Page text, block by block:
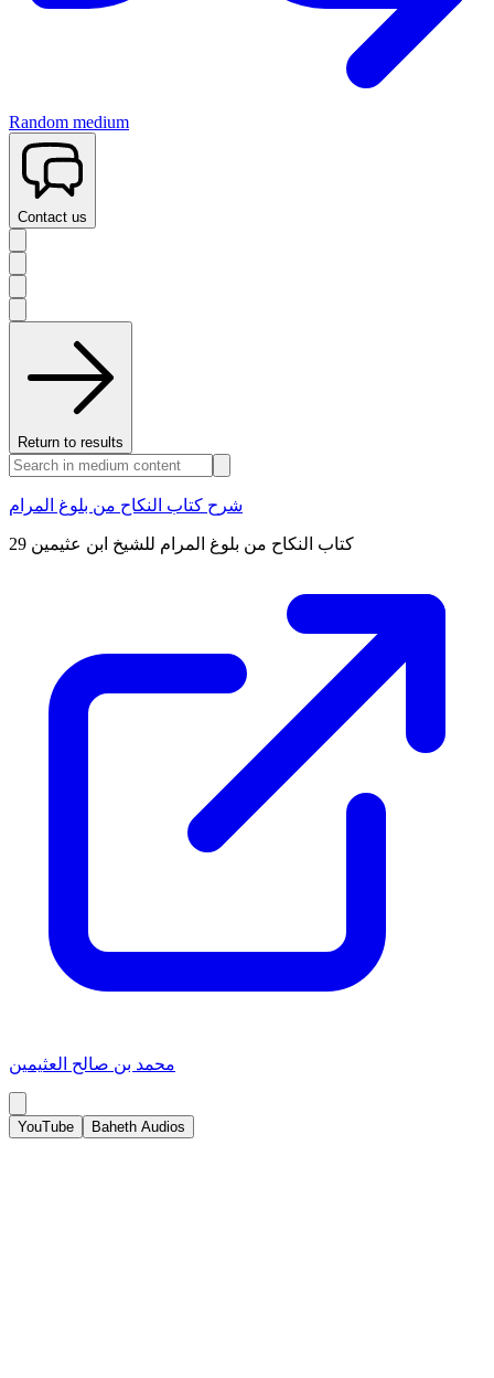
Random medium
Contact us
Return to results
شرح كتاب النكاح من بلوغ المرام
كتاب النكاح من بلوغ المرام للشيخ ابن عثيمين 29
محمد بن صالح العثيمين
YouTube Baheth Audios